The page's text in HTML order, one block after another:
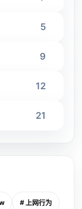
5
9
12
21
# 上网行为